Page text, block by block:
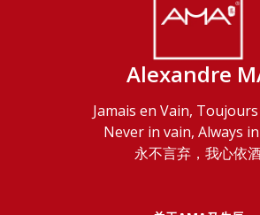
Alexandre
Jamais en Vain,
Never in vain, Always
永不言弃，我心依